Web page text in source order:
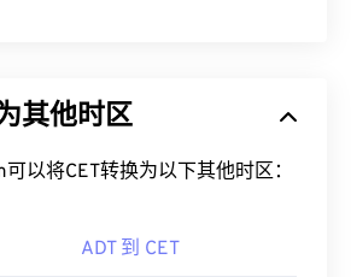
其他时区
以将CET转换为以下其他时区：
ADT 到 CET